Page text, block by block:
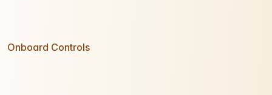
Onboard Controls